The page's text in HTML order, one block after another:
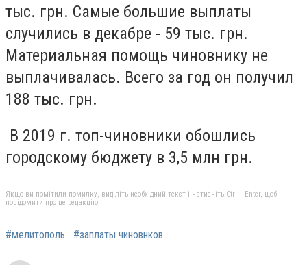
тыс. грн. Самые большие выплаты
случились в декабре - 59 тыс. грн.
Материальная помощь чиновнику не
выплачивалась. Всего за год он получил
188 тыс. грн.
В 2019 г. топ-чиновники обошлись
городскому бюджету в 3,5 млн грн.
Якщо ви помітили помилку, виділіть необхідний текст і натисніть Ctrl + Enter, щоб
повідомити про це редакцію
#мелитополь #заплаты чиновнков